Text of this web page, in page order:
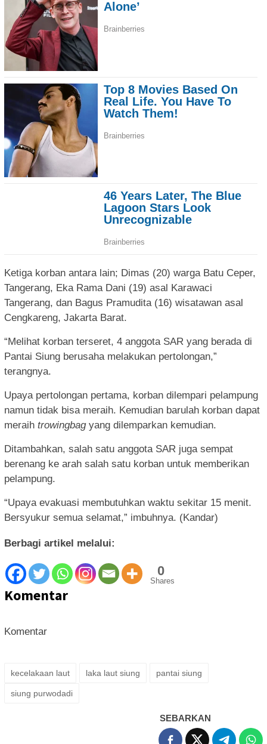
Ketiga korban antara lain; Dimas (20) warga Batu Ceper,
Tangerang, Eka Rama Dani (19) asal Karawaci
Tangerang, dan Bagus Pramudita (16) wisatawan asal
Cengkareng, Jakarta Barat.
“Melihat korban terseret, 4 anggota SAR yang berada di
Pantai Siung berusaha melakukan pertolongan,”
terangnya.
Upaya pertolongan pertama, korban dilempari pelampung
namun tidak bisa meraih. Kemudian barulah korban dapat
meraih trowingbagyang dilemparkan kemudian.
Ditambahkan, salah satu anggota SAR juga sempat
berenang ke arah salah satu korban untuk memberikan
pelampung.
“Upaya evakuasi membutuhkan waktu sekitar 15 menit.
Bersyukur semua selamat,” imbuhnya. (Kandar)
Berbagi artikel melalui:
0
Shares
Komentar
Komentar
kecelakaan laut laka laut siung pantai siung
siung purwodadi
SEBARKAN